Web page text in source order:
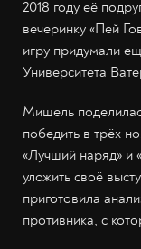
2018 году её
вечеринку «Пей
игру придумали
Университета
Мишель
победить в трёх
«Лучший наряд»
уложить своё
приготовила
противника, с